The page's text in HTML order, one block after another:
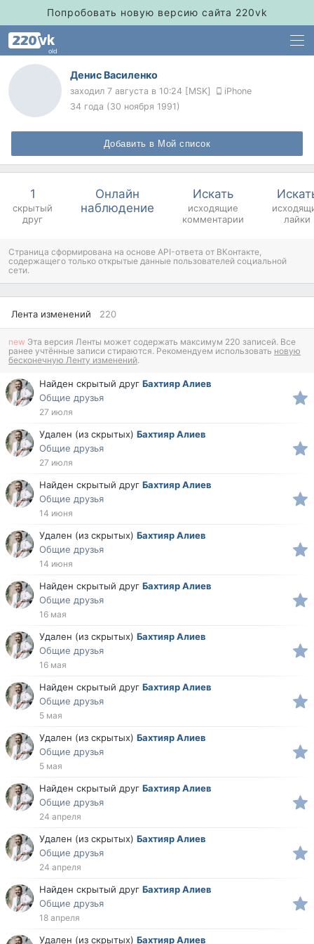
Попробовать новую версию сайта 220vk
old
Добавить в Мой список
Денис Василенко
заходил 7 августа в 10:24 [MSK]
iPhone
34 года (30 ноября 1991)
1
скрытый
друг
Онлайн
наблюдение
Искать
исходящие
комментарии
лайки
Страница сформирована на основе API-ответа от ВКонтакте,
содержащего только открытые данные пользователей социальной
сети.
Лента изменений 220
new Эта версия Ленты может содержать максимум 220 записей. Все
ранее учтённые записи стираются. Рекомендуем использовать новую
бесконечную Ленту изменений.
Найден скрытый друг Бахтияр Алиев
Общие друзья
27 июля
Удален (из скрытых) Бахтияр Алиев
Общие друзья
27 июля
Найден скрытый друг Бахтияр Алиев
Общие друзья
14 июня
Удален (из скрытых) Бахтияр Алиев
Общие друзья
14 июня
Найден скрытый друг Бахтияр Алиев
Общие друзья
16 мая
Удален (из скрытых) Бахтияр Алиев
Общие друзья
16 мая
Найден скрытый друг Бахтияр Алиев
Общие друзья
5 мая
Удален (из скрытых) Бахтияр Алиев
Общие друзья
5 мая
Найден скрытый друг Бахтияр Алиев
Общие друзья
24 апреля
Удален (из скрытых) Бахтияр Алиев
Общие друзья
24 апреля
Найден скрытый друг Бахтияр Алиев
Общие друзья
18 апреля
Удален (из скрытых) Бахтияр Алиев